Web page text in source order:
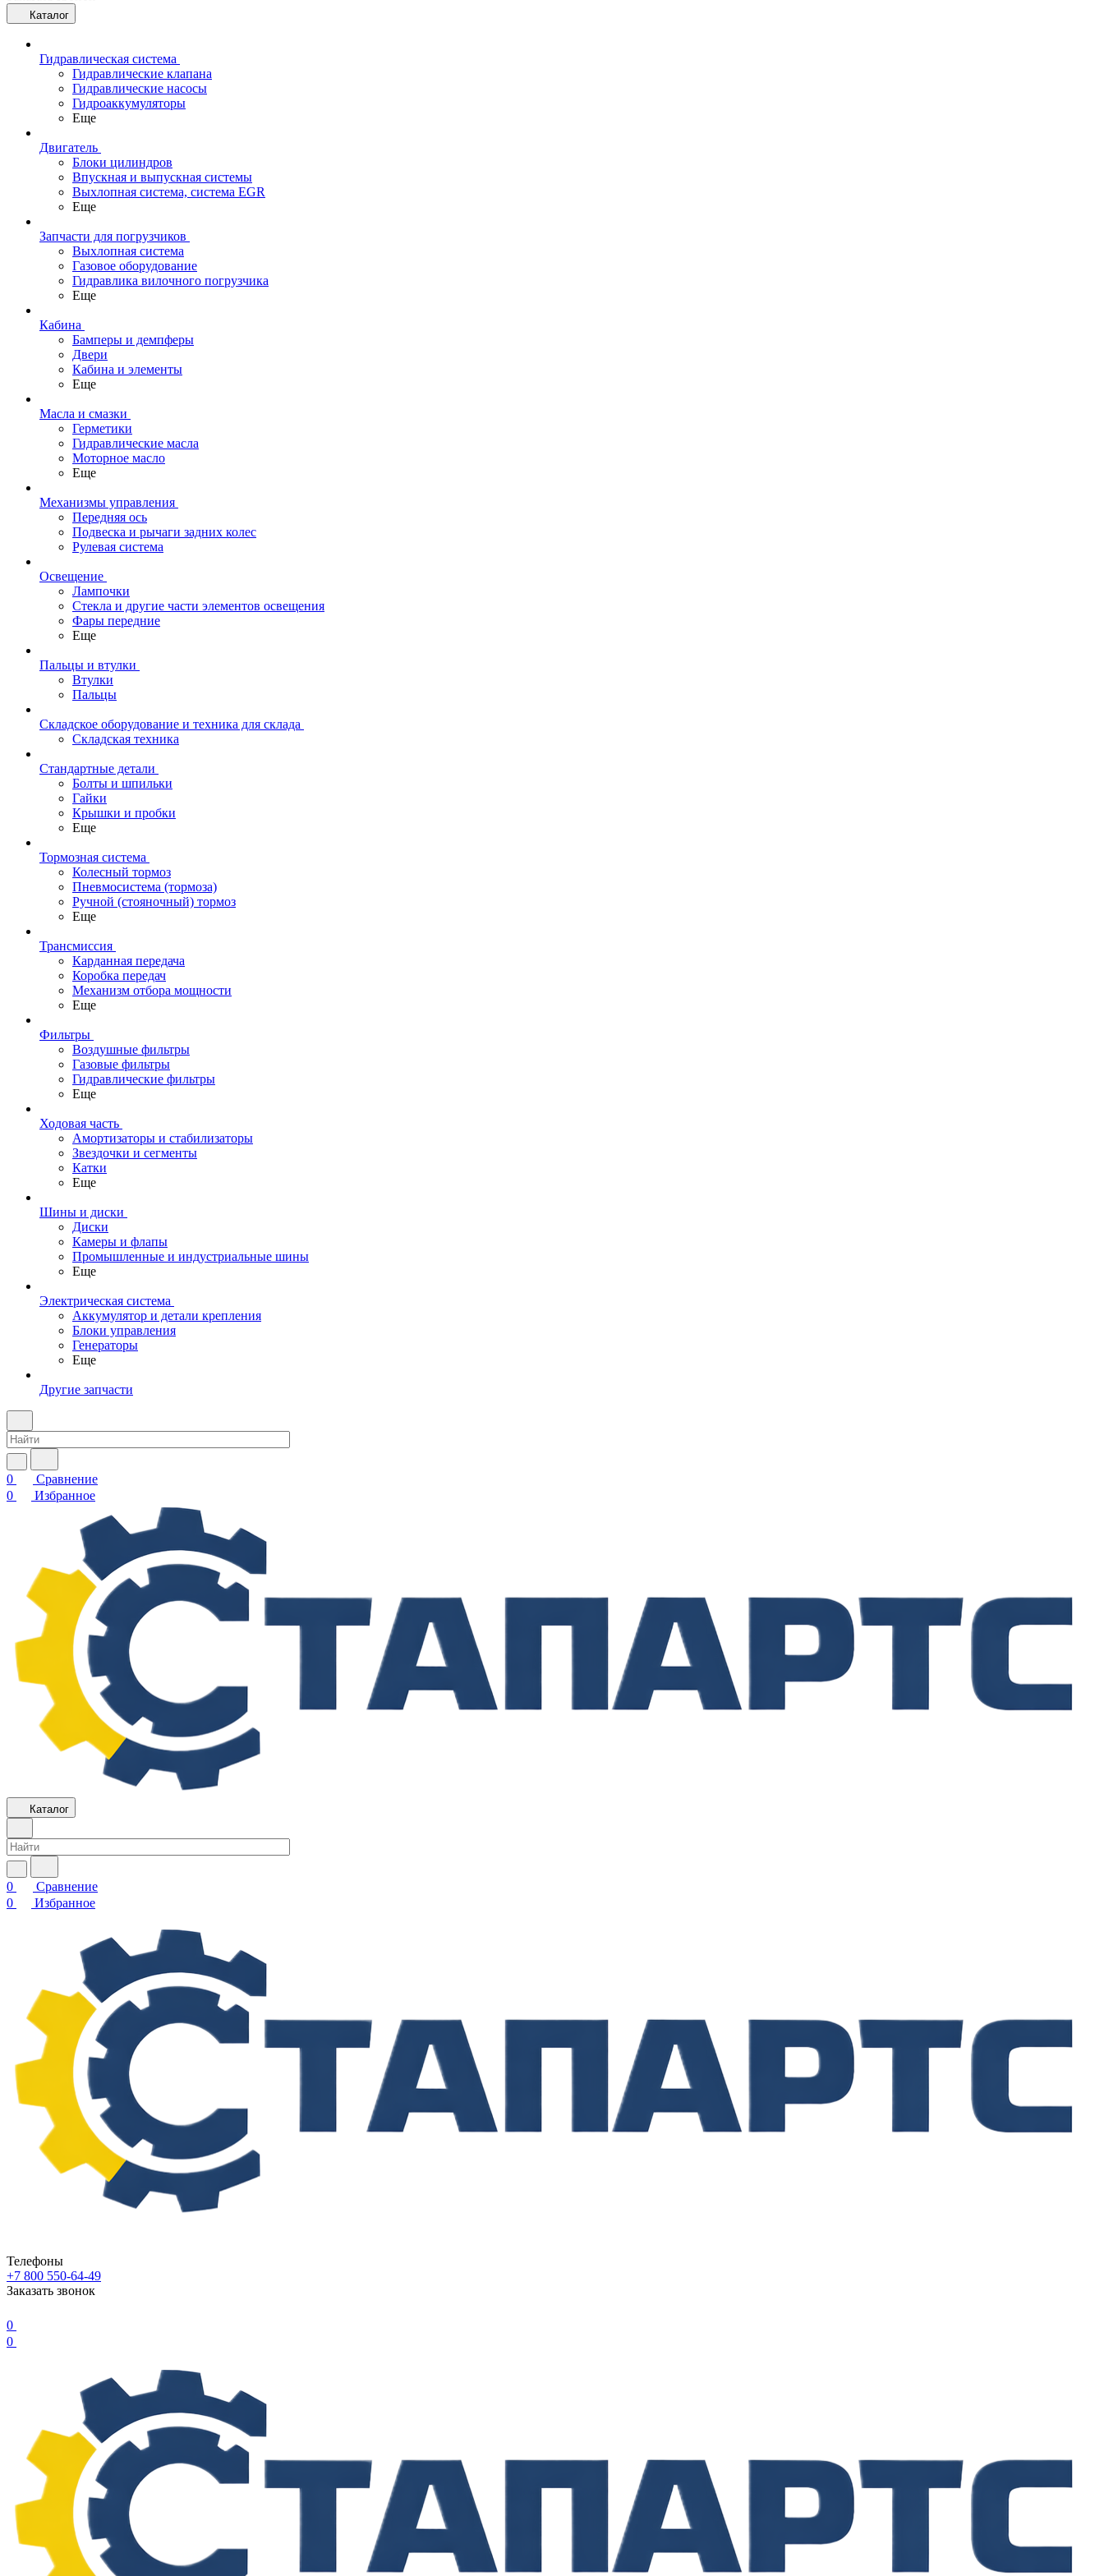
Каталог
Гидравлическая система
Гидравлические клапана
Гидравлические насосы
Гидроаккумуляторы
Еще
Двигатель
Блоки цилиндров
Впускная и выпускная системы
Выхлопная система, система EGR
Еще
Запчасти для погрузчиков
Выхлопная система
Газовое оборудование
Гидравлика вилочного погрузчика
Еще
Кабина
Бамперы и демпферы
Двери
Кабина и элементы
Еще
Масла и смазки
Герметики
Гидравлические масла
Моторное масло
Еще
Механизмы управления
Передняя ось
Подвеска и рычаги задних колес
Рулевая система
Освещение
Лампочки
Стекла и другие части элементов освещения
Фары передние
Еще
Пальцы и втулки
Втулки
Пальцы
Складское оборудование и техника для склада
Складская техника
Стандартные детали
Болты и шпильки
Гайки
Крышки и пробки
Еще
Тормозная система
Колесный тормоз
Пневмосиcтема (тормоза)
Ручной (стояночный) тормоз
Еще
Трансмиссия
Карданная передача
Коробка передач
Механизм отбора мощности
Еще
Фильтры
Воздушные фильтры
Газовые фильтры
Гидравлические фильтры
Еще
Ходовая часть
Амортизаторы и стабилизаторы
Звездочки и сегменты
Катки
Еще
Шины и диски
Диски
Камеры и флапы
Промышленные и индустриальные шины
Еще
Электрическая система
Аккумулятор и детали крепления
Блоки управления
Генераторы
Еще
Другие запчасти
0
Сравнение
0
Избранное
Каталог
0
Сравнение
0
Избранное
Телефоны
+7 800 550-64-49
Заказать звонок
0
0